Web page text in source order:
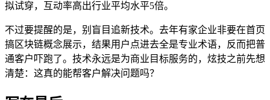
拟试穿，互动率高出行业平均水平5倍。
不过要提醒的是，别盲目追新技术。去年有家企业非要在首页
搞区块链概念展示，结果用户点进去全是专业术语，反而把普
通客户吓跑了。技术永远是为商业目标服务的，炫技之前先想
清楚：这真的能帮客户解决问题吗？